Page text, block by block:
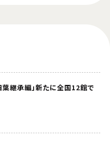
継承編」新たに全国12館で